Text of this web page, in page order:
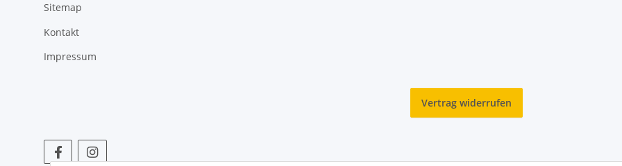
Sitemap
Kontakt
Impressum
Vertrag widerrufen